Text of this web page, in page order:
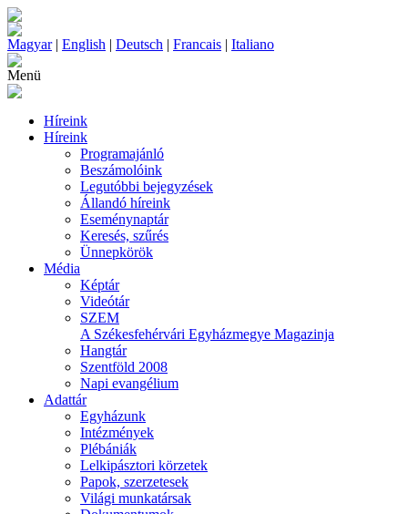
Magyar| English | Deutsch | Francais | Italiano
Menü
Híreink
Híreink
Programajánló
Beszámolóink
Legutóbbi bejegyzések
Állandó híreink
Eseménynaptár
Keresés, szűrés
Ünnepkörök
Média
Képtár
Videótár
SZEM
A Székesfehérvári Egyházmegye Magazinja
Hangtár
Szentföld 2008
Napi evangélium
Adattár
Egyházunk
Intézmények
Plébániák
Lelkipásztori körzetek
Papok, szerzetesek
Világi munkatársak